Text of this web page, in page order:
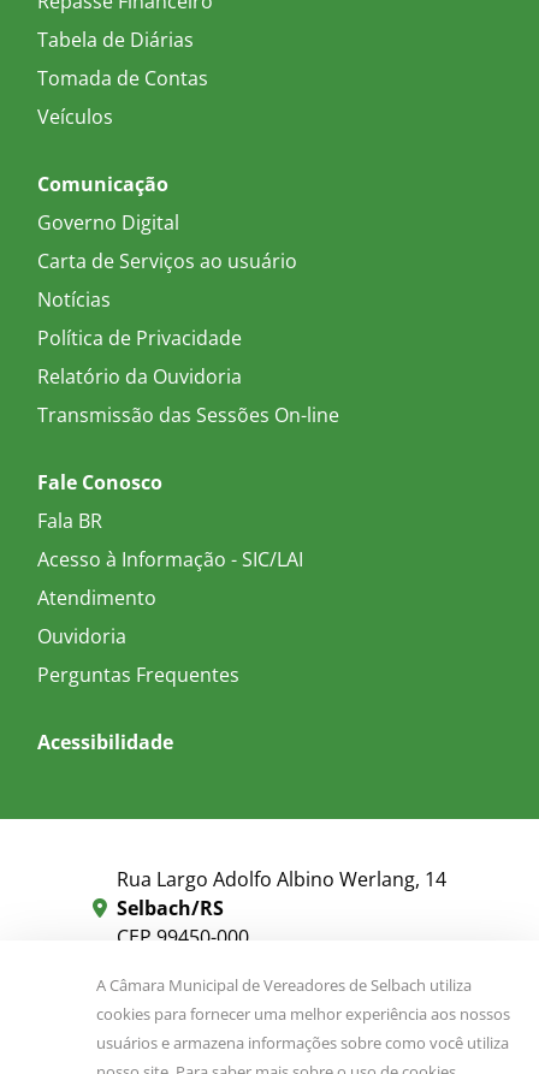
Tabela de Diárias
Tomada de Contas
Veículos
Comunicação
Governo Digital
Carta de Serviços ao usuário
Notícias
Política de Privacidade
Relatório da Ouvidoria
Transmissão das Sessões On-line
Fale Conosco
Fala BR
Acesso à Informação - SIC/LAI
Atendimento
Ouvidoria
Perguntas Frequentes
Acessibilidade
Rua Largo Adolfo Albino Werlang, 14
Selbach/RS
CEP 99450-000
camara@selbach.rs.gov.br
(54) 3387 1333
A Câmara Municipal de Vereadores de Selbach utiliza
cookies para fornecer uma melhor experiência aos nossos
usuários e armazena informações sobre como você utiliza